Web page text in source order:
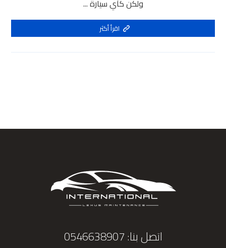
ولكن كأي سيارة ...
اقرأ أكثر
اتصل بنا: 0546638907